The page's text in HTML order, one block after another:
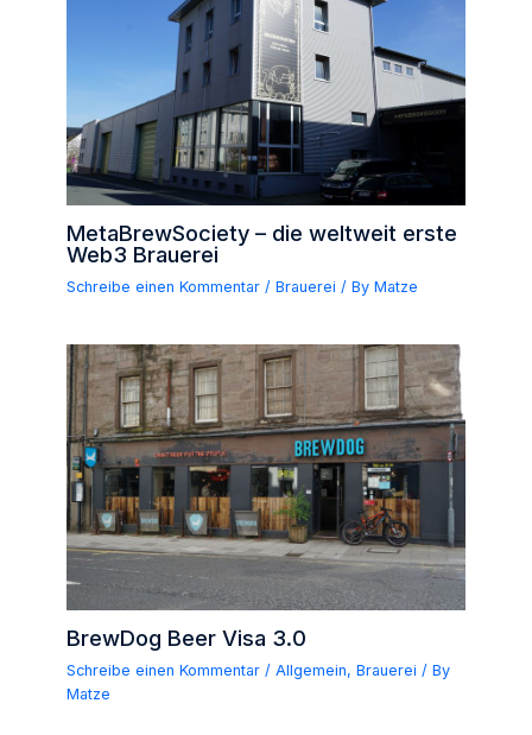
MetaBrewSociety – die weltweit erste
Web3 Brauerei
Schreibe einen Kommentar /Brauerei / ByMatze
BrewDog Beer Visa 3.0
Schreibe einen Kommentar /Allgemein,Brauerei / By
Matze